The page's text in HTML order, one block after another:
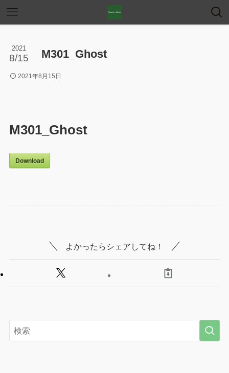
M301_Ghost
2021
8/15
2021年8月15日
M301_Ghost
Download
よかったらシェアしてね！